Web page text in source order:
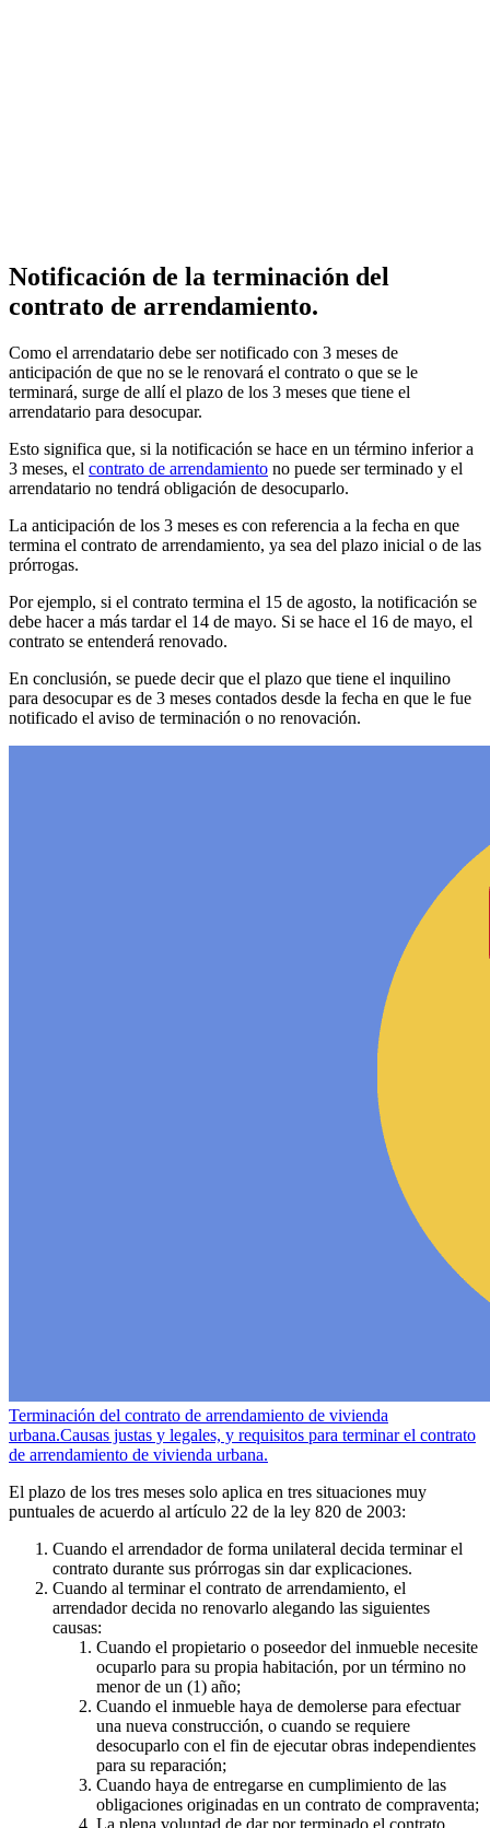
Notificación de la terminación del
contrato de arrendamiento.
Como el arrendatario debe ser notificado con 3 meses de
anticipación de que no se le renovará el contrato o que se le
terminará, surge de allí el plazo de los 3 meses que tiene el
arrendatario para desocupar.
Esto significa que, si la notificación se hace en un término inferior a
3 meses, el contrato de arrendamiento no puede ser terminado y el
arrendatario no tendrá obligación de desocuparlo.
La anticipación de los 3 meses es con referencia a la fecha en que
termina el contrato de arrendamiento, ya sea del plazo inicial o de las
prórrogas.
Por ejemplo, si el contrato termina el 15 de agosto, la notificación se
debe hacer a más tardar el 14 de mayo. Si se hace el 16 de mayo, el
contrato se entenderá renovado.
En conclusión, se puede decir que el plazo que tiene el inquilino
para desocupar es de 3 meses contados desde la fecha en que le fue
notificado el aviso de terminación o no renovación.
Terminación del contrato de arrendamiento de vivienda
urbana.Causas justas y legales, y requisitos para terminar el contrato
de arrendamiento de vivienda urbana.
El plazo de los tres meses solo aplica en tres situaciones muy
puntuales de acuerdo al artículo 22 de la ley 820 de 2003:
Cuando el arrendador de forma unilateral decida terminar el
contrato durante sus prórrogas sin dar explicaciones.
Cuando al terminar el contrato de arrendamiento, el
arrendador decida no renovarlo alegando las siguientes
causas:
Cuando el propietario o poseedor del inmueble necesite
ocuparlo para su propia habitación, por un término no
menor de un (1) año;
Cuando el inmueble haya de demolerse para efectuar
una nueva construcción, o cuando se requiere
desocuparlo con el fin de ejecutar obras independientes
para su reparación;
Cuando haya de entregarse en cumplimiento de las
obligaciones originadas en un contrato de compraventa;
La plena voluntad de dar por terminado el contrato,